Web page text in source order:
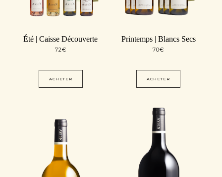
Été | Caisse Découverte
72€
ACHETER
Printemps | Blancs Secs
70€
ACHETER